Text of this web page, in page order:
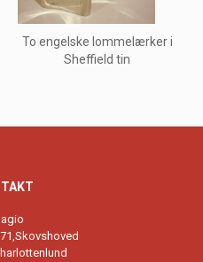
To engelske lommelærker i
Sheffield tin